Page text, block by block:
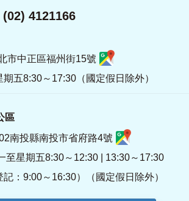
4121166
市中正區福州街15號
五8:30～17:30（國定假日除外）
區
南投縣南投市省府路4號
至星期五8:30～12:30 | 13:30～17:30
記：9:00～16:30）（國定假日除外）